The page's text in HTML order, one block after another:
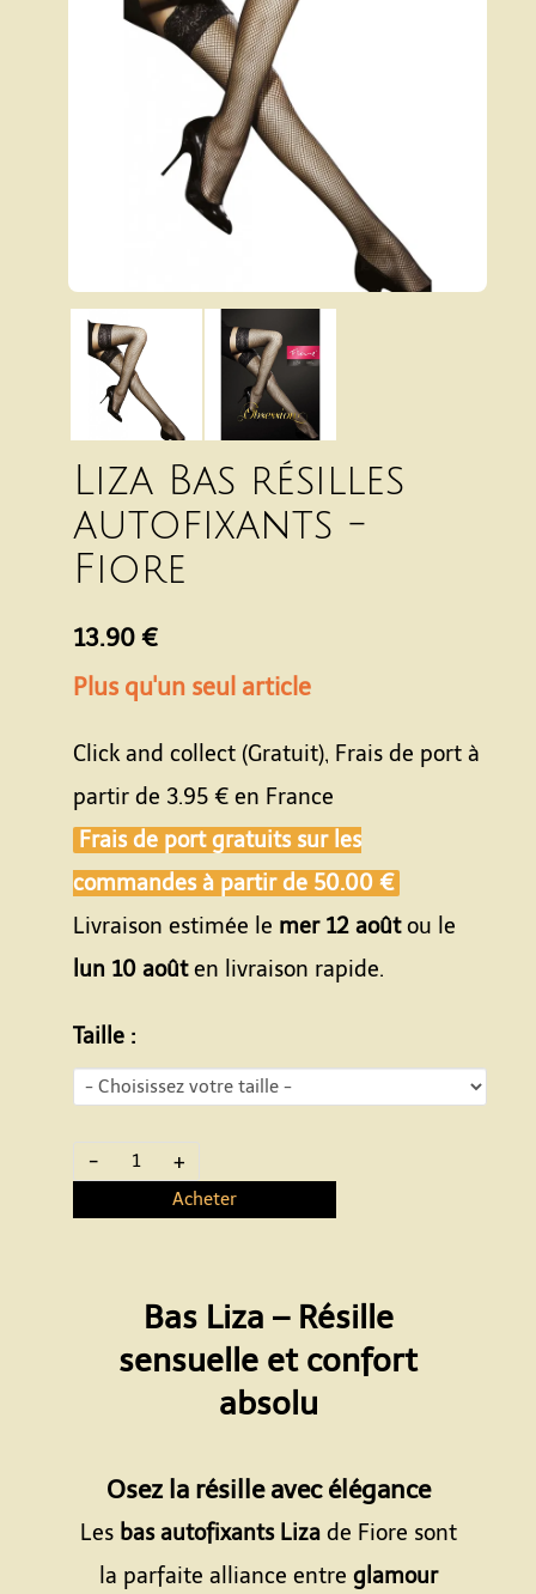
Liza Bas résilles
autofixants -
Fiore
13.90 €
Plus qu'un seul article
Click and collect (Gratuit), Frais de port à
partir de 3.95 € en France
Frais de port gratuits sur les
commandes à partir de 50.00 €
Livraison estimée le mer 12 aoûtou le
lun 10 aoûten livraison rapide.
Taille :
- +
Acheter
Bas Liza – Résille
sensuelle et confort
absolu
Osez la résille avec élégance
Les bas autofixants Lizade Fiore sont
la parfaite alliance entre glamour